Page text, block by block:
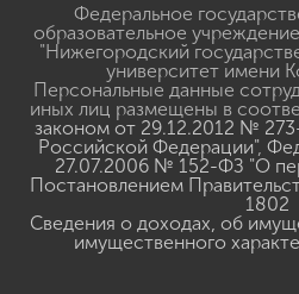
Федеральное
образовательное
"Нижегородский
университет имени
Персональные данные
иных лиц размещены в
законом от 29.12.2012 №
Российской Федерации",
27.07.2006 № 152-ФЗ "О
Постановлением
1802
Сведения о доходах, об
имущественного